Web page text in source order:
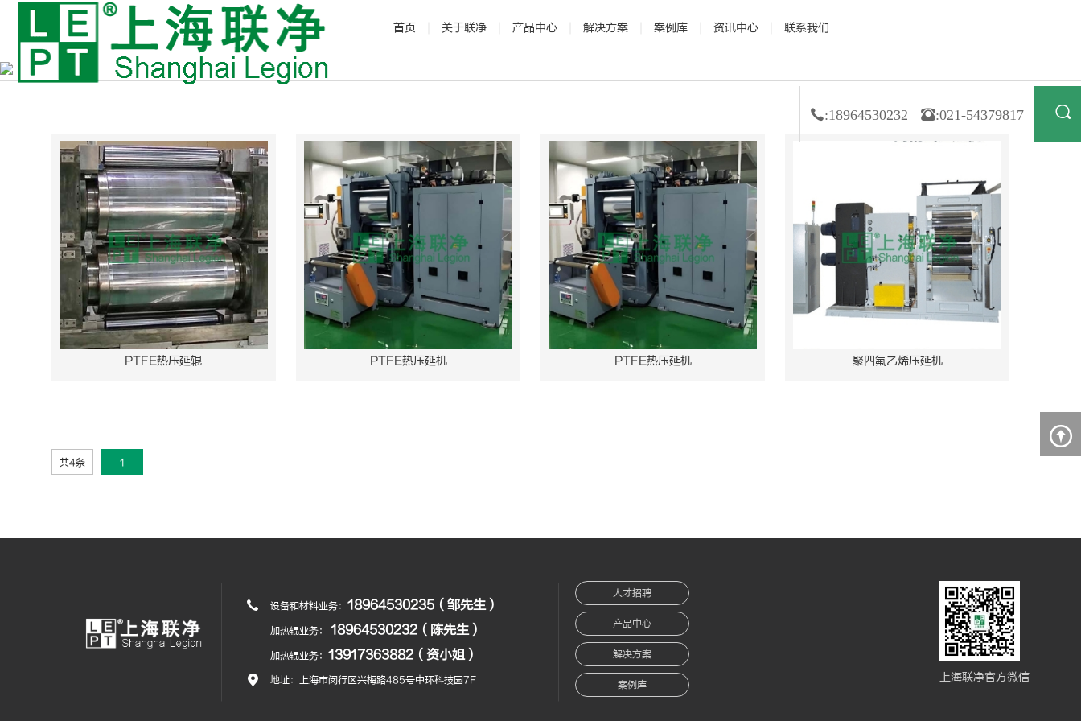
首页 关于联净
· 公司介绍 · 发展历程 · 研发与专利 · 资质荣誉 · 合作伙伴
产品中心
· 电磁加热辊 · 辊压机
解决方案
· 新能源 · 新材料 · 膜材料 · 非织造 · 造纸 · 金属箔 · 纺织业
案例库 资讯中心
· 公司新闻 · 行业动态 · 技术解读
联系我们
:18964530232 :021-54379817
聚四氟乙烯压延搜索结果
PTFE热压延辊 PTFE热压延机 PTFE热压延机 聚四氟乙烯压延机
共4条 1
设备和材料业务： 18964530235（邹先生）
加热辊业务： 18964530232（陈先生）
加热辊业务： 13917363882（资小姐）
地址：上海市闵行区兴梅路485号中环科技园7F
人才招聘
产品中心
解决方案
案例库
上海联净官方微信